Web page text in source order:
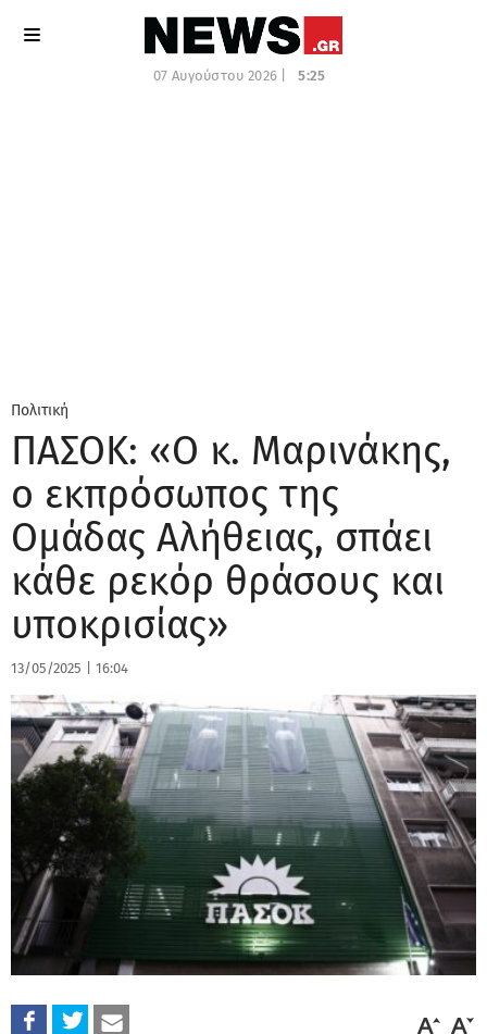
07 Αυγούστου 2026 | 5:25
Πολιτική
ΠΑΣΟΚ: «Ο κ. Μαρινάκης,
ο εκπρόσωπος της
Ομάδας Αλήθειας, σπάει
κάθε ρεκόρ θράσους και
υποκρισίας»
13/05/2025 16:04